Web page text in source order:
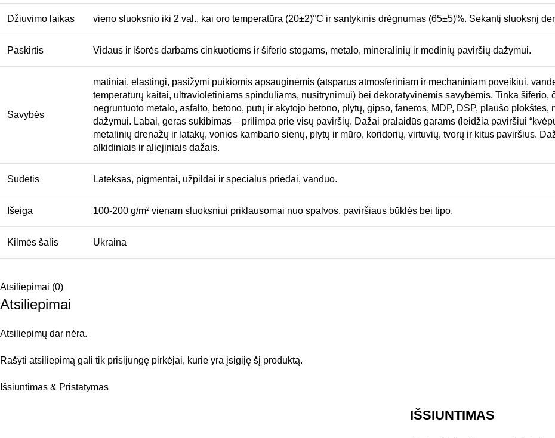
Džiuvimo laikas vieno sluoksnio iki 2 val., kai oro temperatūra (20±2)°C ir santykinis drėgnumas (65±5)%. Sekantį sluoksnį
Paskirtis Vidaus ir išorės darbams cinkuotiems ir šiferio stogams, metalo, mineralinių ir medinių paviršių dažymui.
Savybės
matiniai, elastingi, pasižymi puikiomis apsauginėmis (atsparūs atmosferiniam ir mechaniniam poveikiui,
temperatūrų kaitai, ultravioletiniams spinduliams, nusitrynimui) bei dekoratyvinėmis savybėmis. Tinka
negruntuoto metalo, asfalto, betono, putų ir akytojo betono, plytų, gipso, faneros, MDP, DSP, plaušo
dažymui. Labai, geras sukibimas – prilimpa prie visų paviršių. Dažai pralaidūs garams (leidžia paviršiui
metalinių drenažų ir latakų, vonios kambario sienų, plytų ir mūro, koridorių, virtuvių, tvorų ir kitus paviršius.
alkidiniais ir aliejiniais dažais.
Sudėtis Lateksas, pigmentai, užpildai ir specialūs priedai, vanduo.
Išeiga 100-200 g/m² vienam sluoksniui priklausomai nuo spalvos, paviršiaus būklės bei tipo.
Kilmės šalis Ukraina
Atsiliepimai (0)
Atsiliepimai
Atsiliepimų dar nėra.
Rašyti atsiliepimą gali tik prisijungę pirkėjai, kurie yra įsigiję šį produktą.
Išsiuntimas & Pristatymas
IŠSIUNTIMAS